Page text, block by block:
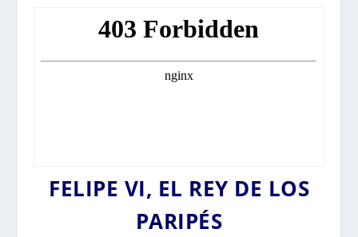
FELIPE VI, EL REY DE LOS
PARIPÉS